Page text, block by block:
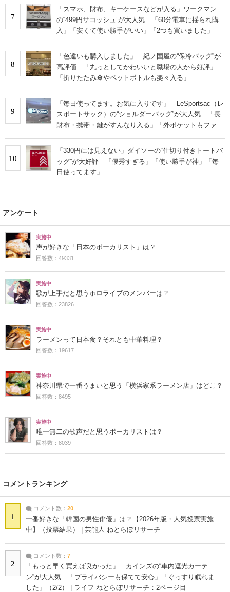
7
「スマホ、財布、キーケースなどが入る」ワークマン
の“499円サコッシュ”が大人気 「60分電車に揺られ購
入」「安くて使い勝手がいい」「2つも買いました」
8
「色違いも購入しました」 紀ノ国屋の“保冷バッグ”が
高評価 「丸っとしてかわいいと職場の人から好評」
「折りたたみ傘やペットボトルも楽々入る」
9
「毎日使ってます。お気に入りです」 LeSportsac（レ
スポートサック）の“ショルダーバッグ”が大人気 「長
財布・携帯・鍵がすんなり入る」「外ポケットもファス
10
「330円には見えない」ダイソーの“仕切り付きトートバ
ッグ”が大好評 「優秀すぎる」「使い勝手が神」「毎
日使ってます」
アンケート
実施中
声が好きな「日本のボーカリスト」は？
回答数：49331
実施中
歌が上手だと思うホロライブのメンバーは？
回答数：23826
実施中
ラーメンって日本食？それとも中華料理？
回答数：19617
実施中
神奈川県で一番うまいと思う「横浜家系ラーメン店」はどこ？
回答数：8495
実施中
唯一無二の歌声だと思うボーカリストは？
回答数：8039
コメントランキング
1
コメント数： 20
一番好きな「韓国の男性俳優」は？【2026年版・人気投票実施
中】（投票結果） | 芸能人 ねとらぼリサーチ
2
コメント数： 7
「もっと早く買えば良かった」 カインズの“車内遮光カーテ
ン”が大人気 「プライバシーも保てて安心」「ぐっすり眠れま
した」（2/2） | ライフ ねとらぼリサーチ：2ページ目